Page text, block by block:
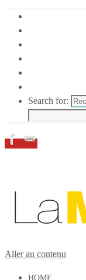
Search for:
Aller au contenu
HOME